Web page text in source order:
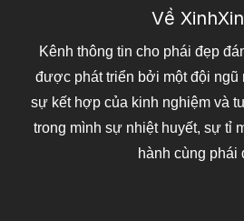
Về
Kênh thông tin cho phái đẹp
được phát triển bởi một đội ngũ
sự kết hợp của kinh nghiệm và
trong mình sự nhiệt huyết, sự tỉ
hành cùng phái